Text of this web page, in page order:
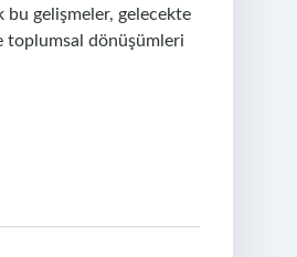
bu gelişmeler, gelecekte
toplumsal dönüşümleri